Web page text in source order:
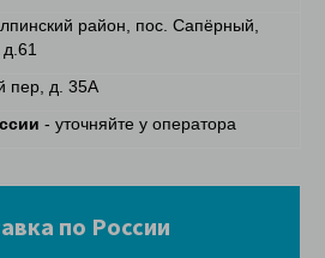
район, пос. Сапёрный,
пер, д. 35А
- уточняйте у оператора
по России